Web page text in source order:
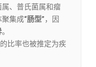
、普氏菌属和瘤
聚集成“肠型”，因
。
比率也被推定为疾